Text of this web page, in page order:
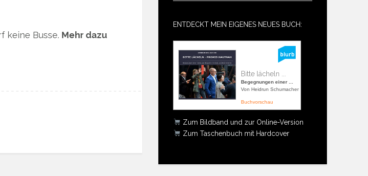
keine Busse. Mehr dazu
ENTDECKT MEIN EIGENES NEUES BUCH:
Bitte lächeln ...
Begegnungen einer ...
Von Heidrun Schumacher
Buchvorschau
Zum Bildband und zur Online-Version
Zum Taschenbuch mit Hardcover